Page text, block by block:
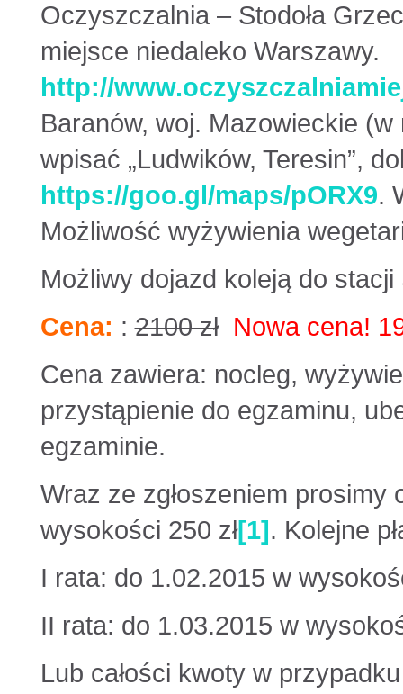
Oczyszczalnia – Stodoła
miejsce niedaleko Warszawy.
http://
Baranów, woj. Mazowieckie
wpisać „Ludwików, Teresin”,
https://goo.gl/maps/pORX9.
Możliwość wyżywienia
Możliwy dojazd koleją do stacji
Cena: :2100 zł Nowa cena!
Cena zawiera: nocleg,
przystąpienie do egzaminu,
egzaminie.
Wraz ze zgłoszeniem prosimy
wysokości 250 zł[1]. Kolejne
I rata: do 1.02.2015 w
II rata: do 1.03.2015 w
Lub całości kwoty w